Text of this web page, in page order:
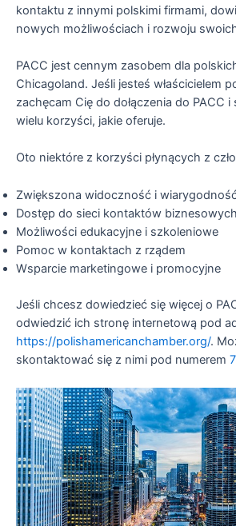
kontaktu z innymi polskimi firmami,
nowych możliwościach i rozwoju
PACC jest cennym zasobem dla
Chicagoland. Jeśli jesteś właścicielem
zachęcam Cię do dołączenia do PACC
wielu korzyści, jakie oferuje.
Oto niektóre z korzyści płynących z
Zwiększona widoczność i
Dostęp do sieci kontaktów biznesowych
Możliwości edukacyjne i szkoleniowe
Pomoc w kontaktach z rządem
Wsparcie marketingowe i promocyjne
Jeśli chcesz dowiedzieć się więcej o
odwiedzić ich stronę internetową pod
https://polishamericanchamber.org/.
skontaktować się z nimi pod numerem